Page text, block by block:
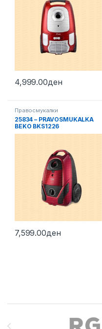
4,999.00ден
Правосмукалки
25834 – PRAVOSMUKALKA
BEKO BKS1226
7,599.00ден